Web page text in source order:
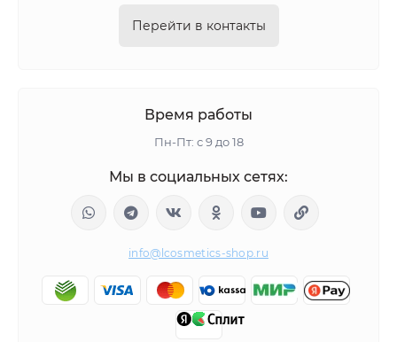
Перейти в контакты
Время работы
Пн-Пт: с 9 до 18
Мы в социальных сетях:
info@lcosmetics-shop.ru